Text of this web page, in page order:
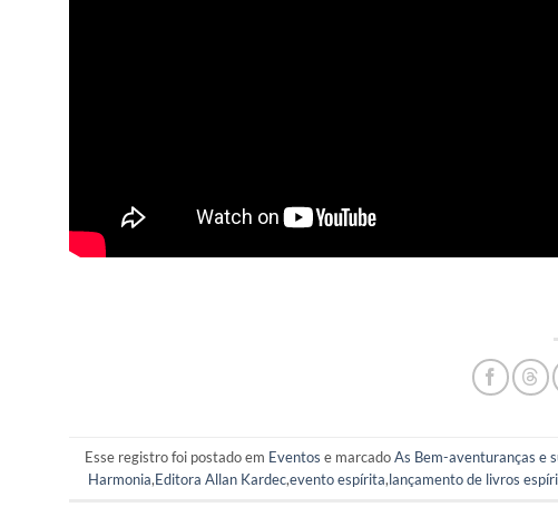
Esse registro foi postado em Eventos e marcadoAs Bem-aventuranças e
Harmonia,Editora Allan Kardec,evento espírita,lançamento de livros